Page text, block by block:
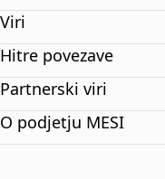
Viri
Hitre povezave
Partnerski viri
O podjetju MESI